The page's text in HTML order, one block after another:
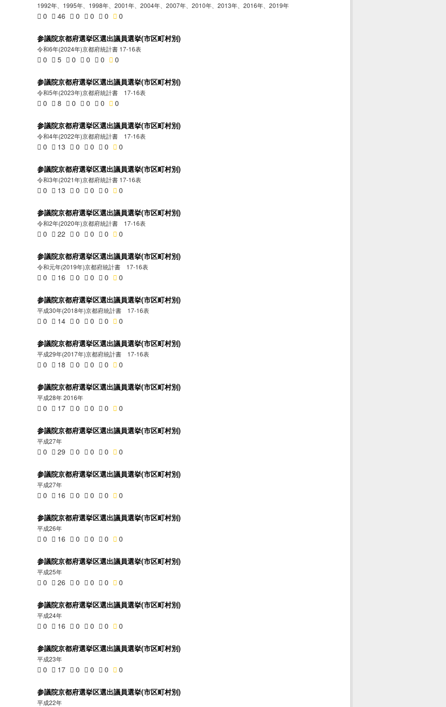
1992年、1995年、1998年、2001年、2004年、2007年、2010年、2013年、2016年、2019年
0 46 0 0 0 0
参議院京都府選挙区選出議員選挙(市区町村別)
令和6年(2024年)京都府統計書 17-16表
0 5 0 0 0 0
参議院京都府選挙区選出議員選挙(市区町村別)
令和5年(2023年)京都府統計書 17-16表
0 8 0 0 0 0
参議院京都府選挙区選出議員選挙(市区町村別)
令和4年(2022年)京都府統計書 17-16表
0 13 0 0 0 0
参議院京都府選挙区選出議員選挙(市区町村別)
令和3年(2021年)京都府統計書 17-16表
0 13 0 0 0 0
参議院京都府選挙区選出議員選挙(市区町村別)
令和2年(2020年)京都府統計書 17-16表
0 22 0 0 0 0
参議院京都府選挙区選出議員選挙(市区町村別)
令和元年(2019年)京都府統計書 17-16表
0 16 0 0 0 0
参議院京都府選挙区選出議員選挙(市区町村別)
平成30年(2018年)京都府統計書 17-16表
0 14 0 0 0 0
参議院京都府選挙区選出議員選挙(市区町村別)
平成29年(2017年)京都府統計書 17-16表
0 18 0 0 0 0
参議院京都府選挙区選出議員選挙(市区町村別)
平成28年 2016年
0 17 0 0 0 0
参議院京都府選挙区選出議員選挙(市区町村別)
平成27年
0 29 0 0 0 0
参議院京都府選挙区選出議員選挙(市区町村別)
平成27年
0 16 0 0 0 0
参議院京都府選挙区選出議員選挙(市区町村別)
平成26年
0 16 0 0 0 0
参議院京都府選挙区選出議員選挙(市区町村別)
平成25年
0 26 0 0 0 0
参議院京都府選挙区選出議員選挙(市区町村別)
平成24年
0 16 0 0 0 0
参議院京都府選挙区選出議員選挙(市区町村別)
平成23年
0 17 0 0 0 0
参議院京都府選挙区選出議員選挙(市区町村別)
平成22年